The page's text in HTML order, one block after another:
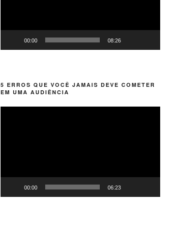
00:00 08:26
5 ERROS QUE VOCÊ JAMAIS DEVE COMETER
EM UMA AUDIÊNCIA
00:00 06:23